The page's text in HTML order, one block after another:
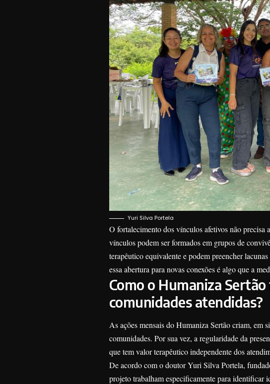
Yuri Silva Portela
O fortalecimento dos vínculos afetivos não precisa
vínculos podem ser formados em grupos de
terapêutico equivalente e podem preencher
essa abertura para novas conexões é algo que a
Como o Humaniza
comunidades atendidas?
As ações mensais do Humaniza Sertão criam, em
comunidades. Por sua vez, a regularidade da
que tem valor terapêutico independente dos
De acordo com o doutor Yuri Silva Portela,
projeto trabalham especificamente para identificar